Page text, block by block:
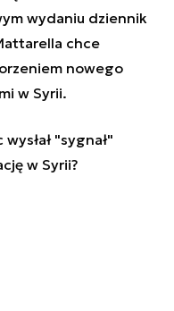
wydaniu dziennik
chce
nowego
w Syrii.
"sygnał"
w Syrii?